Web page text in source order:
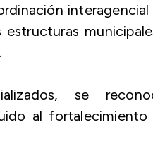
se
al